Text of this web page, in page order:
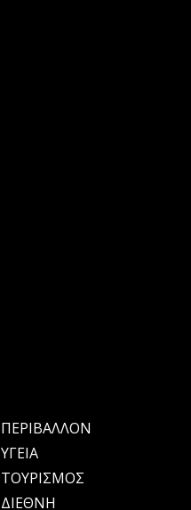
ΠΕΡΙΒΑΛΛΟΝ
ΥΓΕΙΑ
ΤΟΥΡΙΣΜΟΣ
ΔΙΕΘΝΗ